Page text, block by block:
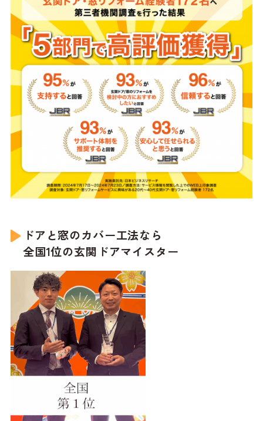
ドアと窓のカバー工法なら
全国1位の玄関ドアマイスター